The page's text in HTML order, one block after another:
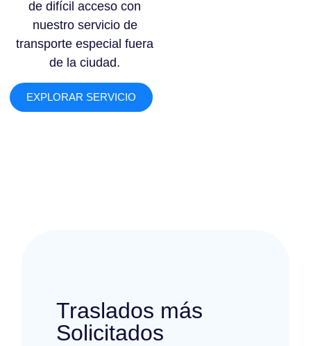
de difícil acceso con
nuestro servicio de
transporte especial fuera
de la ciudad.
EXPLORAR SERVICIO
Traslados más
Solicitados